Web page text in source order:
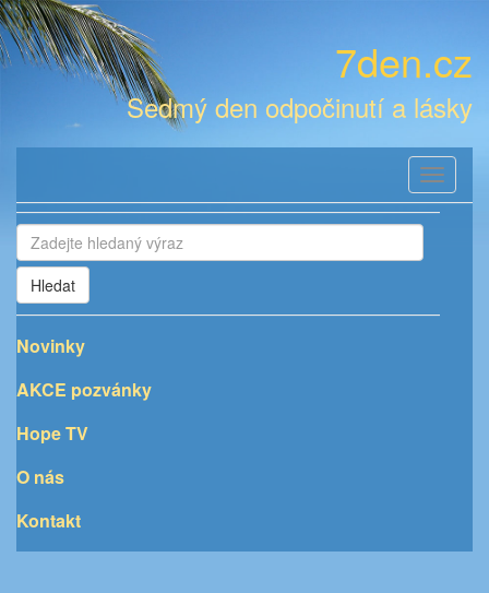
7den.cz
Sedmý den odpočinutí a lásky
Toggle
Hledat
Novinky
AKCE pozvánky
Hope TV
O nás
Kontakt